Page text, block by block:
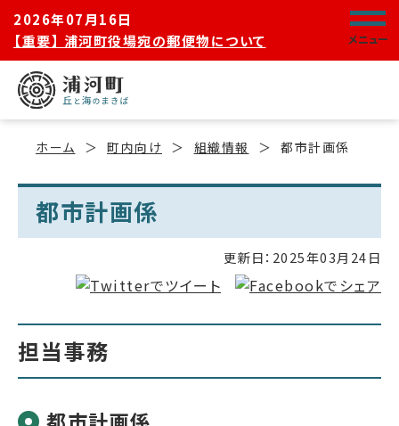
2026年07月16日
【重要】 浦河町役場宛の郵便物について
メニュー
ホーム 町内向け 組織情報 都市計画係
都市計画係
更新日： 2025年03月24日
担当事務